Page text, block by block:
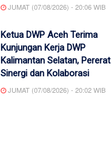
JUMAT (07/08/2026) - 20:06 WIB
Ketua DWP Aceh Terima
Kunjungan Kerja DWP
Kalimantan Selatan, Pererat
Sinergi dan Kolaborasi
JUMAT (07/08/2026) - 20:02 WIB